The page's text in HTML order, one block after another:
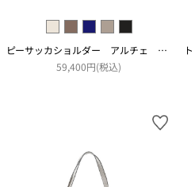
ピーサッカショルダー アルチェ アコピアート
59,400円(税込)